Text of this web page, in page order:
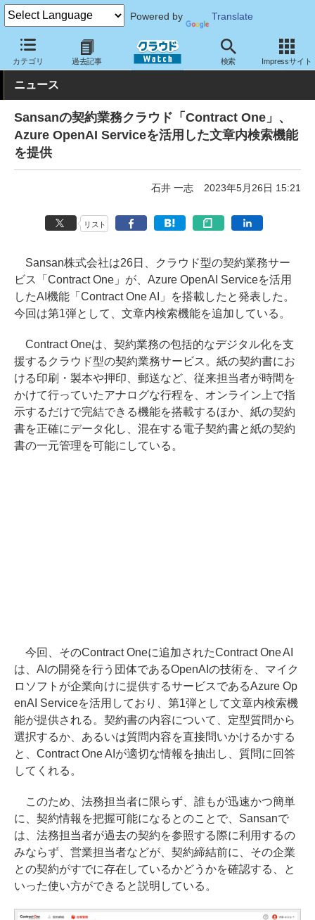
Powered by Translate
カテゴリ 過去記事 検索 Impressサイト
クラウド Watch サービス・ソフト サービス 業務関連
ニュース
Sansanの契約業務クラウド「Contract One」、
Azure OpenAI Serviceを活用した文章内検索機能
を提供
石井 一志 2023年5月26日 15:21
リスト
Sansan株式会社は26日、クラウド型の契約業務サー
ビス「Contract One」が、Azure OpenAI Serviceを活用
したAI機能「Contract One AI」を搭載したと発表した。
今回は第1弾として、文章内検索機能を追加している。
Contract Oneは、契約業務の包括的なデジタル化を支
援するクラウド型の契約業務サービス。紙の契約書にお
ける印刷・製本や押印、郵送など、従来担当者が時間を
かけて行っていたアナログな行程を、オンライン上で指
示するだけで完結できる機能を搭載するほか、紙の契約
書を正確にデータ化し、混在する電子契約書と紙の契約
書の一元管理を可能にしている。
今回、そのContract Oneに追加されたContract One AI
は、AIの開発を行う団体であるOpenAIの技術を、マイク
ロソフトが企業向けに提供するサービスであるAzure Op
enAI Serviceを活用しており、第1弾として文章内検索機
能が提供される。契約書の内容について、定型質問から
選択するか、あるいは質問内容を直接問いかけるかする
と、Contract One AIが適切な情報を抽出し、質問に回答
してくれる。
このため、法務担当者に限らず、誰もが迅速かつ簡単
に、契約情報を把握可能になるとのことで、Sansanで
は、法務担当者が過去の契約を参照する際に利用するの
みならず、営業担当者などが、契約締結前に、その企業
との契約がすでに存在しているかどうかを確認する、と
いった使い方ができると説明している。